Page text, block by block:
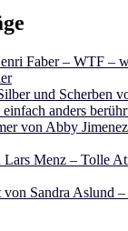
Faber – WTF –
und Scherben
anders
von Abby
Lars Menz – Tolle
Sandra Aslund